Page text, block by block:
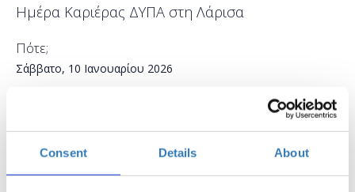
Consent Details About
Ημέρα Καριέρας ΔΥΠΑ στη Λάρισα
Πότε;
Σάββατο, 10 Ιανουαρίου 2026